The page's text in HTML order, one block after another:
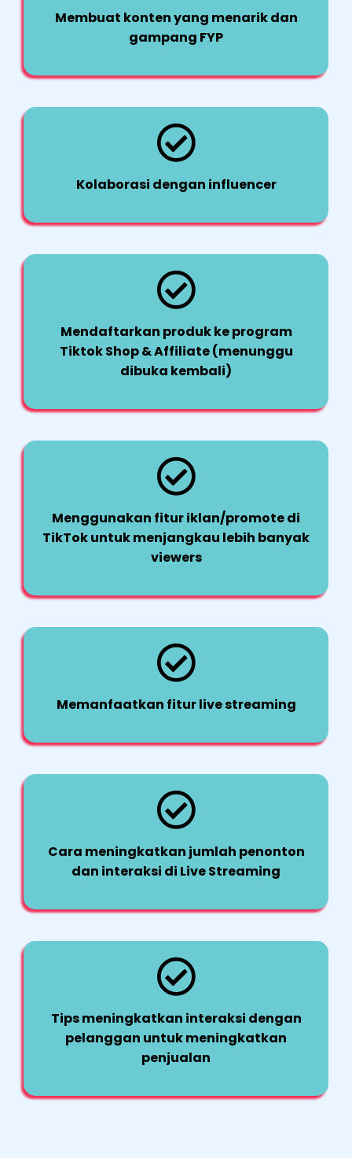
Membuat konten yang menarik dan
gampang FYP
Kolaborasi dengan influencer
Mendaftarkan produk ke program
Tiktok Shop & Affiliate (menunggu
dibuka kembali)
Menggunakan fitur iklan/promote di
TikTok untuk menjangkau lebih banyak
viewers
Memanfaatkan fitur live streaming
Cara meningkatkan jumlah penonton
dan interaksi di Live Streaming
Tips meningkatkan interaksi dengan
pelanggan untuk meningkatkan
penjualan